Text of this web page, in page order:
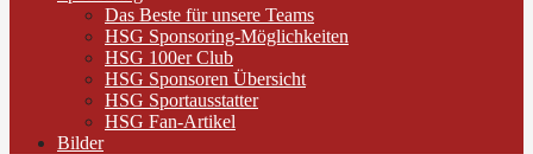
Das Beste für unsere Teams
HSG Sponsoring-Möglichkeiten
HSG 100er Club
HSG Sponsoren Übersicht
HSG Sportausstatter
HSG Fan-Artikel
Bilder